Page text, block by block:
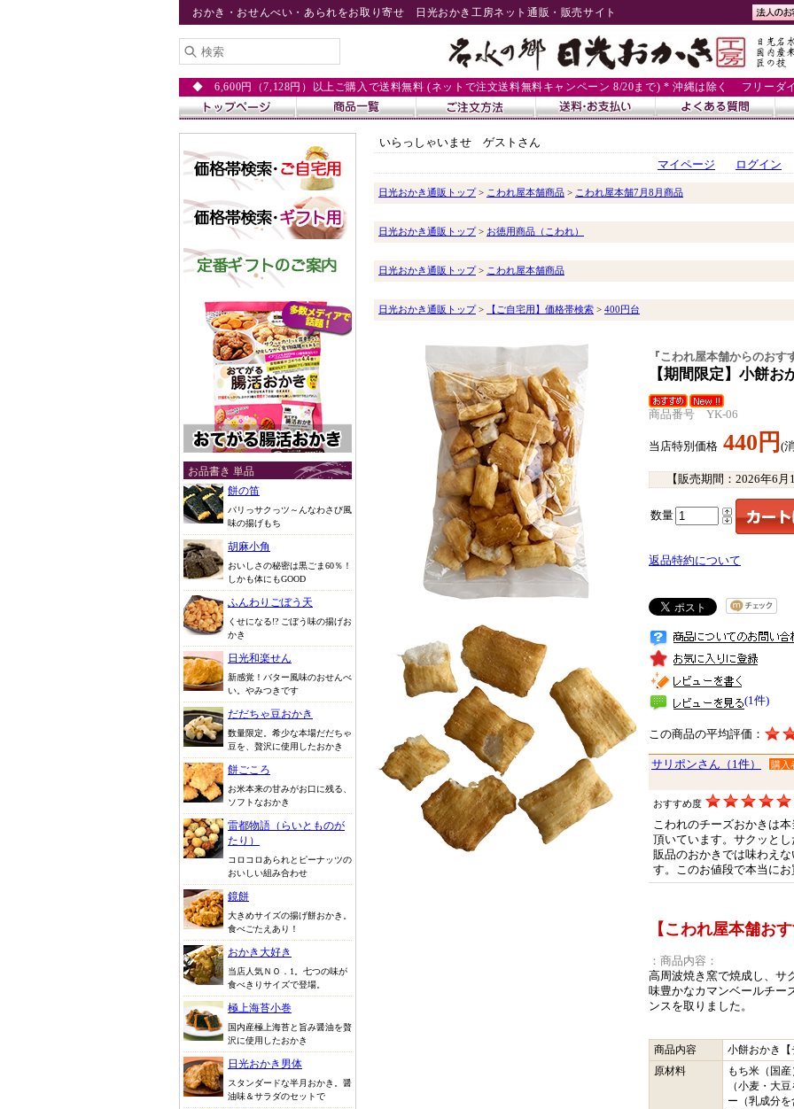
おかき・おせんべい・あられをお取り寄せ 日光おかき工房ネット通販・販売サイト
◆ 6,600円（7,128円）以上ご購入で送料無料 (ネットで注文送料無料キャンペーン 8/20まで) * 沖縄は除く フリーダ
お品書き 単品
餅の笛
パリっサクっツ～んなわさび風
味の揚げもち
胡麻小角
おいしさの秘密は黒ごま60％！
しかも体にもGOOD
ふんわりごぼう天
くせになる!? ごぼう味の揚げお
かき
日光和楽せん
新感覚！バター風味のおせんべ
い。やみつきです
だだちゃ豆おかき
数量限定。希少な本場だだちゃ
豆を、贅沢に使用したおかき
餅ごころ
お米本来の甘みがお口に残る、
ソフトなおかき
雷都物語（らいとものが
たり）
コロコロあられとピーナッツの
おいしい組み合わせ
鏡餅
大きめサイズの揚げ餅おかき。
食べごたえあり！
おかき大好き
当店人気ＮＯ．1。七つの味が
食べきりサイズで登場。
極上海苔小巻
国内産極上海苔と旨み醤油を贅
沢に使用したおかき
日光おかき男体
スタンダードな半月おかき。醤
油味＆サラダのセットで
いらっしゃいませ ゲストさん
マイページ
ログイン
日光おかき通販トップ> こわれ屋本舗商品 > こわれ屋本舗7月8月商品
日光おかき通販トップ> お徳用商品（こわれ）
日光おかき通販トップ> こわれ屋本舗商品
日光おかき通販トップ> 【ご自宅用】価格帯検索 > 400円台
『こわれ屋本舗からのおす
【期間限定】小餅
商品番号 YK-06
当店特別価格 440円(
【販売期間： 2026年6月
数量
返品特約について
(1件)
この商品の平均評価：
サリポンさん（1件） 購入
おすすめ度
こわれのチーズおかきは
頂いています。サクッと
販品のおかきでは味わえ
す。このお値段で本当に
【こわれ屋本舗お
：商品内容：
高周波焼き窯で焼成し、サ
味豊かなカマンベールチー
ンスを取りました。
商品内容
小餅おかき【
原材料
もち米（国
（小麦・大
ー（乳成分